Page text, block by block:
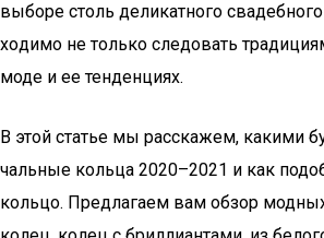
выбо­ре столь дели­кат­но­го
хо­ди­мо не толь­ко сле­до­вать
моде и ее тенденциях.
В этой ста­тье мы рас­ска­жем, каки­ми
чаль­ные коль­ца 2020–2021 и как
коль­цо. Пред­ла­га­ем вам обзор